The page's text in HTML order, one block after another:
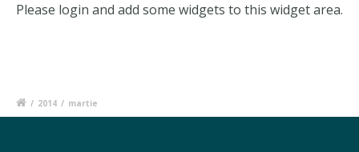
Please login and add some widgets to this widget area.
/ 2014 / martie